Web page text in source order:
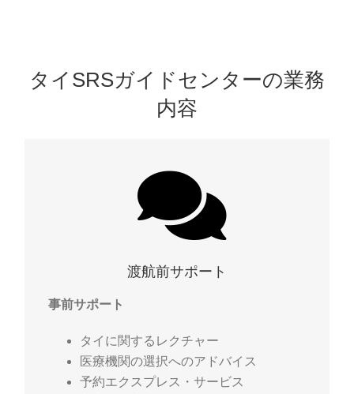
タイSRSガイドセンターの業務
内容
渡航前サポート
事前サポート
タイに関するレクチャー
医療機関の選択へのアドバイス
予約エクスプレス・サービス